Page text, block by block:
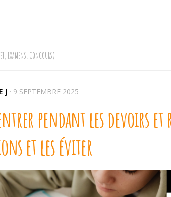
EXAMENS, CONCOURS)
J · 9 SEPTEMBRE 2025
pendant les devoirs
et les éviter